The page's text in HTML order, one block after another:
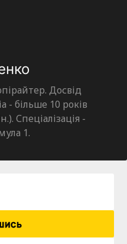
Досвід
- більше 10 років
Спеціалізація -
1.